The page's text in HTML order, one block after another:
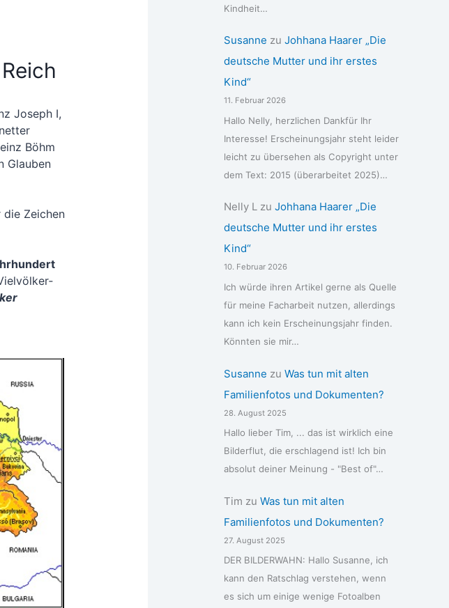
Joseph I,
Böhm
Glau­ben
die Zei­chen
Kindheit…
Susanne zu Johhana Haarer „Die
deutsche Mutter und ihr erstes
Kind“
11. Februar 2026
Hallo Nelly, herzlichen Dankfür Ihr
Interesse! Erscheinungsjahr steht leider
leicht zu übersehen als Copyright unter
dem Text: 2015 (überarbeitet 2025)…
Nelly Lzu Johhana Haarer „Die
deutsche Mutter und ihr erstes
Kind“
10. Februar 2026
Ich würde ihren Artikel gerne als Quelle
für meine Facharbeit nutzen, allerdings
kann ich kein Erscheinungsjahr finden.
Könnten sie mir…
Susanne zu Was tun mit alten
Familienfotos und Dokumenten?
28. August 2025
Hallo lieber Tim, ... das ist wirklich eine
Bilderflut, die erschlagend ist! Ich bin
absolut deiner Meinung - "Best of"…
Tim zu Was tun mit alten
Familienfotos und Dokumenten?
27. August 2025
DER BILDERWAHN: Hallo Susanne, ich
kann den Ratschlag verstehen, wenn
es sich um einige wenige Fotoalben